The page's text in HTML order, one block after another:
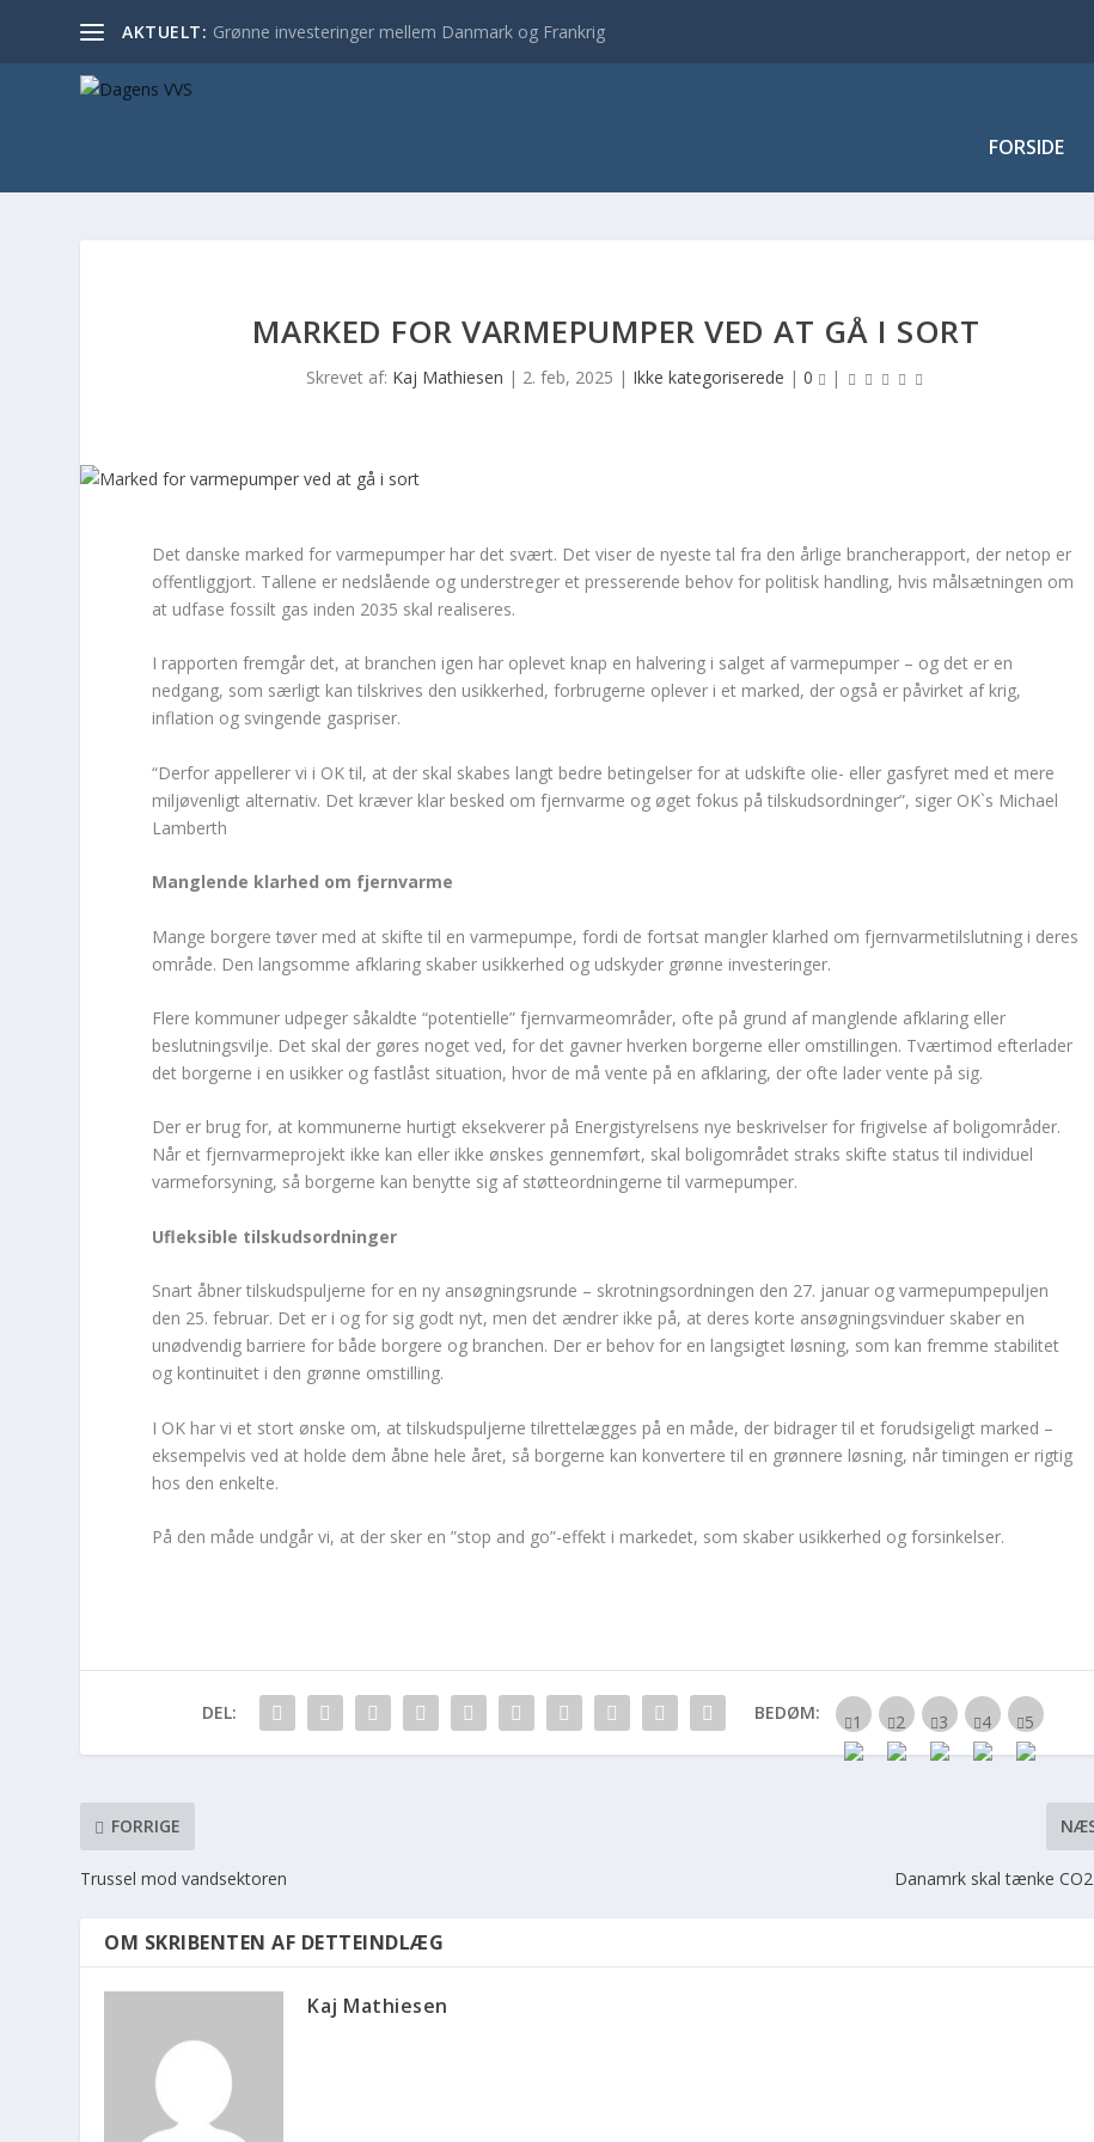
AKTUELT: Grønne investeringer mellem Danmark og Frankrig
FORSIDE
MARKED FOR VARMEPUMPER VED AT GÅ I SORT
Skrevet af: Kaj Mathiesen | 2. feb, 2025 | Ikke kategoriserede |0 |
Det danske marked for varmepumper har det svært. Det viser de nyeste tal fra den årlige brancherapport, der netop er
offentliggjort. Tallene er nedslående og understreger et presserende behov for politisk handling, hvis målsætningen om
at udfase fossilt gas inden 2035 skal realiseres.
I rapporten fremgår det, at branchen igen har oplevet knap en halvering i salget af varmepumper – og det er en
nedgang, som særligt kan tilskrives den usikkerhed, forbrugerne oplever i et marked, der også er påvirket af krig,
inflation og svingende gaspriser.
“Derfor appellerer vi i OK til, at der skal skabes langt bedre betingelser for at udskifte olie- eller gasfyret med et mere
miljøvenligt alternativ. Det kræver klar besked om fjernvarme og øget fokus på tilskudsordninger”, siger OK`s Michael
Lamberth
Manglende klarhed om fjernvarme
Mange borgere tøver med at skifte til en varmepumpe, fordi de fortsat mangler klarhed om fjernvarmetilslutning i deres
område. Den langsomme afklaring skaber usikkerhed og udskyder grønne investeringer.
Flere kommuner udpeger såkaldte “potentielle” fjernvarmeområder, ofte på grund af manglende afklaring eller
beslutningsvilje. Det skal der gøres noget ved, for det gavner hverken borgerne eller omstillingen. Tværtimod efterlader
det borgerne i en usikker og fastlåst situation, hvor de må vente på en afklaring, der ofte lader vente på sig.
Der er brug for, at kommunerne hurtigt eksekverer på Energistyrelsens nye beskrivelser for frigivelse af boligområder.
Når et fjernvarmeprojekt ikke kan eller ikke ønskes gennemført, skal boligområdet straks skifte status til individuel
varmeforsyning, så borgerne kan benytte sig af støtteordningerne til varmepumper.
Ufleksible tilskudsordninger
Snart åbner tilskudspuljerne for en ny ansøgningsrunde – skrotningsordningen den 27. januar og varmepumpepuljen
den 25. februar. Det er i og for sig godt nyt, men det ændrer ikke på, at deres korte ansøgningsvinduer skaber en
unødvendig barriere for både borgere og branchen. Der er behov for en langsigtet løsning, som kan fremme stabilitet
og kontinuitet i den grønne omstilling.
I OK har vi et stort ønske om, at tilskudspuljerne tilrettelægges på en måde, der bidrager til et forudsigeligt marked –
eksempelvis ved at holde dem åbne hele året, så borgerne kan konvertere til en grønnere løsning, når timingen er rigtig
hos den enkelte.
På den måde undgår vi, at der sker en ”stop and go”-effekt i markedet, som skaber usikkerhed og forsinkelser.
DEL: BEDØM:
FORRIGE
Trussel mod vandsektoren Danamrk skal tænke
OM SKRIBENTEN AF DETTEINDLÆG
Kaj Mathiesen